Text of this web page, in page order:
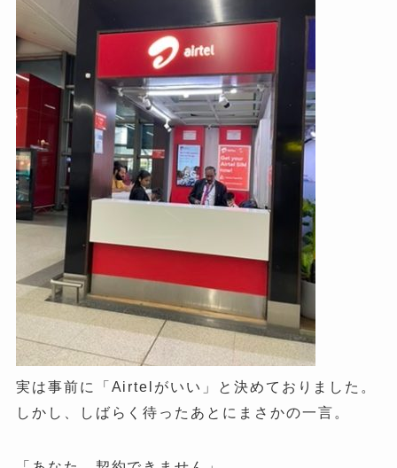
実は事前に「Airtelがいい」と決めておりました。
しかし、しばらく待ったあとにまさかの一言。